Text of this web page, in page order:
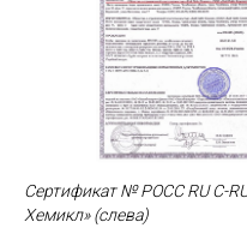
Сертификат № РОСС RU С-
Хемикл» (слева)